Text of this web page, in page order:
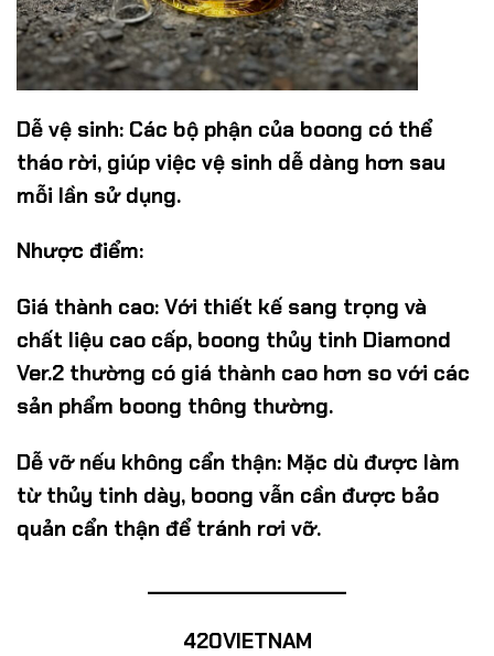
Dễ vệ sinh: Các bộ phận của boong có thể
tháo rời, giúp việc vệ sinh dễ dàng hơn sau
mỗi lần sử dụng.
Nhược điểm:
Giá thành cao: Với thiết kế sang trọng và
chất liệu cao cấp, boong thủy tinh Diamond
Ver.2 thường có giá thành cao hơn so với các
sản phẩm boong thông thường.
Dễ vỡ nếu không cẩn thận: Mặc dù được làm
từ thủy tinh dày, boong vẫn cần được bảo
quản cẩn thận để tránh rơi vỡ.
____________________
420VIETNAM